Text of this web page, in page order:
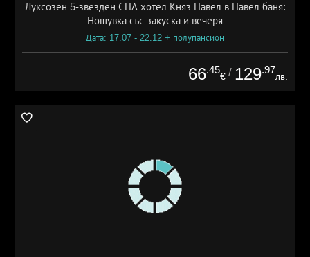
Луксозен 5-звезден СПА хотел Княз Павел в Павел баня:
Нощувка със закуска и вечеря
Дата: 17.07 - 22.12 + полупансион
66.45
€ / 129.97
лв.